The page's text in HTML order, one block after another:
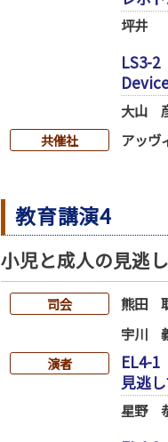
坪井
LS3-2
大山
共催社 アッヴ
教育講演4
小児と成人の見逃
司会
熊田
宇川
演者
EL4-1
見逃
星野